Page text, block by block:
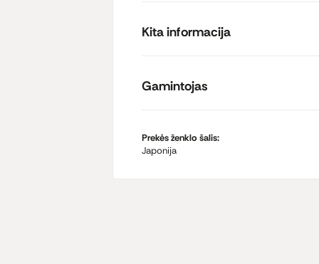
Kita informacija
Gamintojas
Prekės ženklo šalis:
Japonija